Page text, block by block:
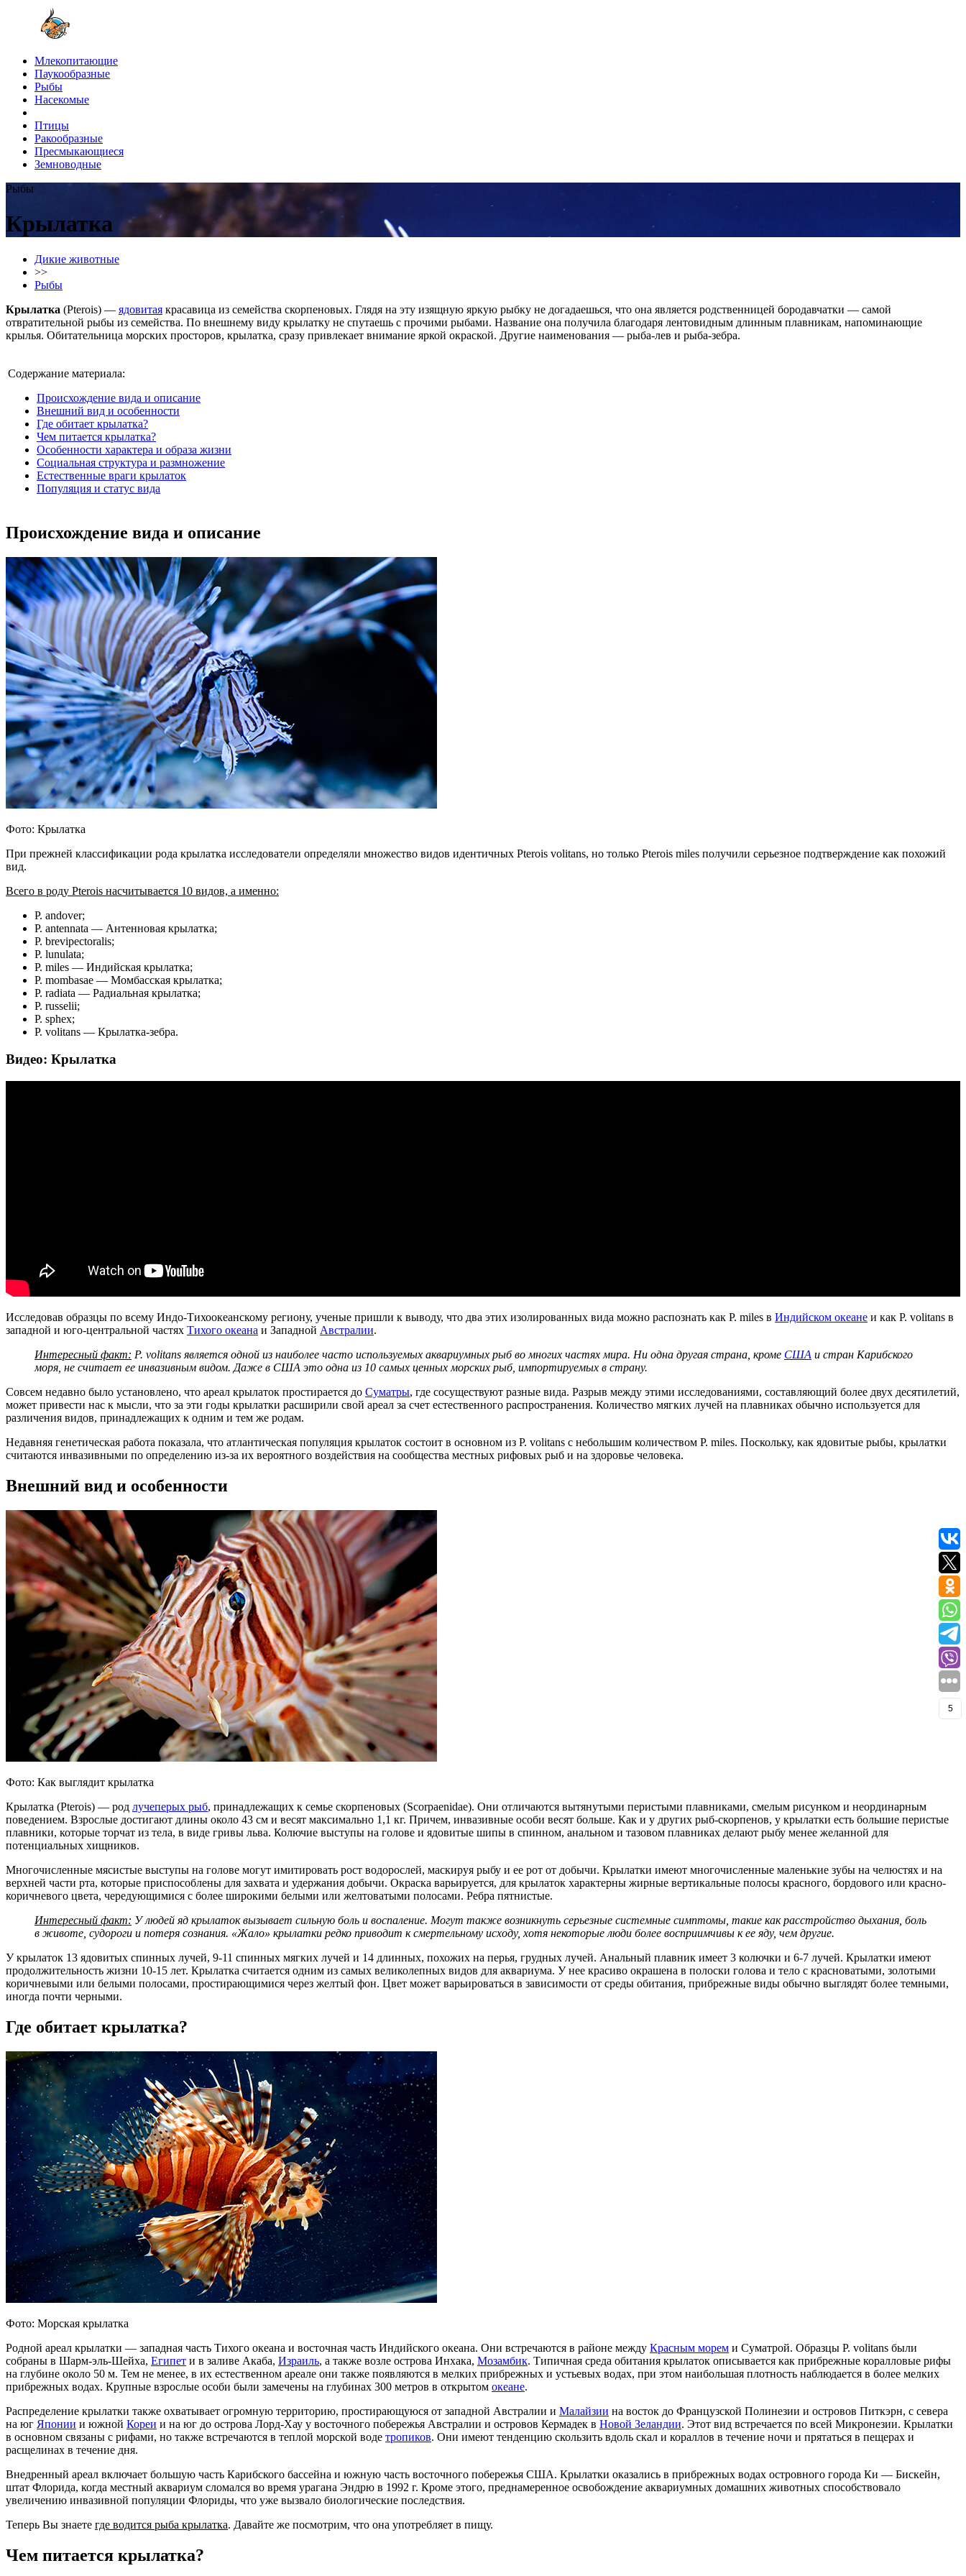
Млекопитающие
Паукообразные
Рыбы
Насекомые
Птицы
Ракообразные
Пресмыкающиеся
Земноводные
Рыбы
Крылатка
Дикие животные
>>
Рыбы
Крылатка (Pterois) — ядовитая красавица из семейства скорпеновых. Глядя на эту изящную яркую рыбку не догадаешься, что она является родственницей бородавчатки — самой
отвратительной рыбы из семейства. По внешнему виду крылатку не спутаешь с прочими рыбами. Название она получила благодаря лентовидным длинным плавникам, напоминающие
крылья. Обитательница морских просторов, крылатка, сразу привлекает внимание яркой окраской. Другие наименования — рыба-лев и рыба-зебра.
Содержание материала:
Происхождение вида и описание
Внешний вид и особенности
Где обитает крылатка?
Чем питается крылатка?
Особенности характера и образа жизни
Социальная структура и размножение
Естественные враги крылаток
Популяция и статус вида
Происхождение вида и описание
Фото: Крылатка
При прежней классификации рода крылатка исследователи определяли множество видов идентичных Pterois volitans, но только Pterois miles получили серьезное подтверждение как похожий
вид.
Всего в роду Pterois насчитывается 10 видов, а именно:
P. andover;
P. antennata — Антенновая крылатка;
P. brevipectoralis;
P. lunulata;
P. miles — Индийская крылатка;
P. mombasae — Момбасская крылатка;
P. radiata — Радиальная крылатка;
P. russelii;
P. sphex;
P. volitans — Крылатка-зебра.
Видео: Крылатка
Исследовав образцы по всему Индо-Тихоокеанскому региону, ученые пришли к выводу, что два этих изолированных вида можно распознать как P. miles в Индийском океане и как P. volitans в
западной и юго-центральной частях Тихого океана и Западной Австралии.
Интересный факт: P. volitans является одной из наиболее часто используемых аквариумных рыб во многих частях мира. Ни одна другая страна, кроме США и стран Карибского
моря, не считает ее инвазивным видом. Даже в США это одна из 10 самых ценных морских рыб, импортируемых в страну.
Совсем недавно было установлено, что ареал крылаток простирается до Суматры, где сосуществуют разные вида. Разрыв между этими исследованиями, составляющий более двух десятилетий,
может привести нас к мысли, что за эти годы крылатки расширили свой ареал за счет естественного распространения. Количество мягких лучей на плавниках обычно используется для
различения видов, принадлежащих к одним и тем же родам.
Недавняя генетическая работа показала, что атлантическая популяция крылаток состоит в основном из P. volitans с небольшим количеством P. miles. Поскольку, как ядовитые рыбы, крылатки
считаются инвазивными по определению из-за их вероятного воздействия на сообщества местных рифовых рыб и на здоровье человека.
Внешний вид и особенности
Фото: Как выглядит крылатка
Крылатка (Pterois) — род лучеперых рыб, принадлежащих к семье скорпеновых (Scorpaenidae). Они отличаются вытянутыми перистыми плавниками, смелым рисунком и неординарным
поведением. Взрослые достигают длины около 43 см и весят максимально 1,1 кг. Причем, инвазивные особи весят больше. Как и у других рыб-скорпенов, у крылатки есть большие перистые
плавники, которые торчат из тела, в виде гривы льва. Колючие выступы на голове и ядовитые шипы в спинном, анальном и тазовом плавниках делают рыбу менее желанной для
потенциальных хищников.
Многочисленные мясистые выступы на голове могут имитировать рост водорослей, маскируя рыбу и ее рот от добычи. Крылатки имеют многочисленные маленькие зубы на челюстях и на
верхней части рта, которые приспособлены для захвата и удержания добычи. Окраска варьируется, для крылаток характерны жирные вертикальные полосы красного, бордового или красно-
коричневого цвета, чередующимися с более широкими белыми или желтоватыми полосами. Ребра пятнистые.
Интересный факт: У людей яд крылаток вызывает сильную боль и воспаление. Могут также возникнуть серьезные системные симптомы, такие как расстройство дыхания, боль
в животе, судороги и потеря сознания. «Жало» крылатки редко приводит к смертельному исходу, хотя некоторые люди более восприимчивы к ее яду, чем другие.
У крылаток 13 ядовитых спинных лучей, 9-11 спинных мягких лучей и 14 длинных, похожих на перья, грудных лучей. Анальный плавник имеет 3 колючки и 6-7 лучей. Крылатки имеют
продолжительность жизни 10-15 лет. Крылатка считается одним из самых великолепных видов для аквариума. У нее красиво окрашена в полоски голова и тело с красноватыми, золотыми
коричневыми или белыми полосами, простирающимися через желтый фон. Цвет может варьироваться в зависимости от среды обитания, прибрежные виды обычно выглядят более темными,
иногда почти черными.
Где обитает крылатка?
Фото: Морская крылатка
Родной ареал крылатки — западная часть Тихого океана и восточная часть Индийского океана. Они встречаются в районе между Красным морем и Суматрой. Образцы P. volitans были
собраны в Шарм-эль-Шейха, Египет и в заливе Акаба, Израиль, а также возле острова Инхака, Мозамбик. Типичная среда обитания крылаток описывается как прибрежные коралловые рифы
на глубине около 50 м. Тем не менее, в их естественном ареале они также появляются в мелких прибрежных и устьевых водах, при этом наибольшая плотность наблюдается в более мелких
прибрежных водах. Крупные взрослые особи были замечены на глубинах 300 метров в открытом океане.
Распределение крылатки также охватывает огромную территорию, простирающуюся от западной Австралии и Малайзии на восток до Французской Полинезии и островов Питкэрн, с севера
на юг Японии и южной Кореи и на юг до острова Лорд-Хау у восточного побережья Австралии и островов Кермадек в Новой Зеландии. Этот вид встречается по всей Микронезии. Крылатки
в основном связаны с рифами, но также встречаются в теплой морской воде тропиков. Они имеют тенденцию скользить вдоль скал и кораллов в течение ночи и прятаться в пещерах и
расщелинах в течение дня.
Внедренный ареал включает большую часть Карибского бассейна и южную часть восточного побережья США. Крылатки оказались в прибрежных водах островного города Ки — Бискейн,
штат Флорида, когда местный аквариум сломался во время урагана Эндрю в 1992 г. Кроме этого, преднамеренное освобождение аквариумных домашних животных способствовало
увеличению инвазивной популяции Флориды, что уже вызвало биологические последствия.
Теперь Вы знаете где водится рыба крылатка. Давайте же посмотрим, что она употребляет в пищу.
Чем питается крылатка?
5